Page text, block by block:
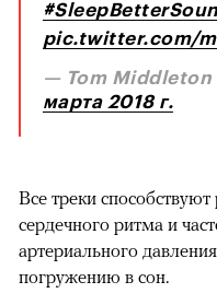
pic.twitter.com/
— Tom Middleton
марта 2018 г.
Все треки
сердечного ритма и
артериального
погружению в сон.